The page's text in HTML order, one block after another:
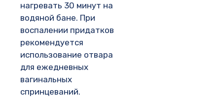
нагревать 30 минут на
водяной бане. При
воспалении придатков
рекомендуется
использование отвара
для ежедневных
вагинальных
спринцеваний.